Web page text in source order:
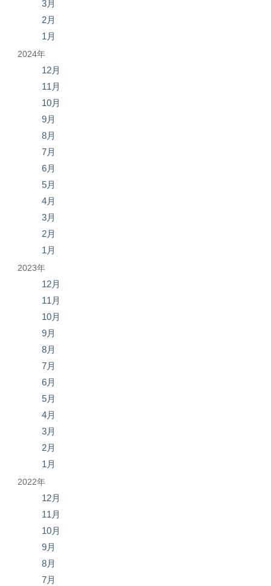
3月
2月
1月
2024年
12月
11月
10月
9月
8月
7月
6月
5月
4月
3月
2月
1月
2023年
12月
11月
10月
9月
8月
7月
6月
5月
4月
3月
2月
1月
2022年
12月
11月
10月
9月
8月
7月